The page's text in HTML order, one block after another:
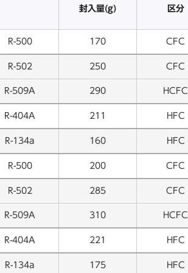
封入量(g) 区分
R-500 170 CFC
R-502 250 CFC
R-509A 290 HCFC
R-404A 211 HFC
R-134a 160 HFC
R-500 200 CFC
R-502 285 CFC
R-509A 310 HCFC
R-404A 221 HFC
R-134a 175 HFC